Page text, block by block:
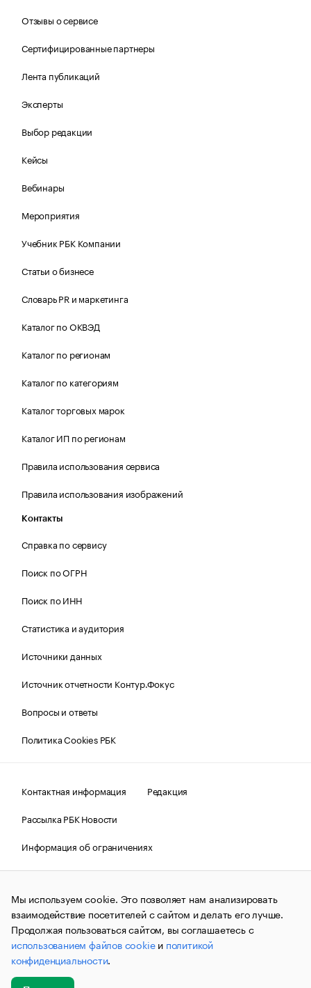
Отзывы о сервисе
Сертифицированные партнеры
Лента публикаций
Эксперты
Выбор редакции
Кейсы
Вебинары
Мероприятия
Учебник РБК Компании
Статьи о бизнесе
Словарь PR и маркетинга
Каталог по ОКВЭД
Каталог по регионам
Каталог по категориям
Каталог торговых марок
Каталог ИП по регионам
Правила использования сервиса
Правила использования изображений
Контакты
Справка по сервису
Поиск по ОГРН
Поиск по ИНН
Статистика и аудитория
Источники данных
Источник отчетности Контур.Фокус
Вопросы и ответы
Политика Cookies РБК
Контактная информация
Редакция
Рассылка РБК Новости
Информация об ограничениях
Правовая информация
О соблюдении авторских прав
© АО «РОСБИЗНЕСКОНСАЛТИНГ»,1995–2026.Сообщения
и материалы информационного агентства «РБК»
(зарегистрировано Федеральной службой по надзору в сфере
связи, информационных технологий и массовых
коммуникаций (Роскомнадзор) 09.12.2015 за номером ИА
№ФС77-63848) сопровождаются пометкой «РБК». Отдельные
публикации могут содержать информацию,
не предназначенную для пользователей
Мы используем cookie. Это позволяет нам анализировать
взаимодействие посетителей с сайтом и делать его лучше.
Продолжая пользоваться сайтом, вы соглашаетесь с
использованием файлов cookieи политикой
конфиденциальности.